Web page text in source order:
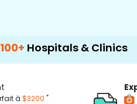
& Clinics 500+
à $3200 *